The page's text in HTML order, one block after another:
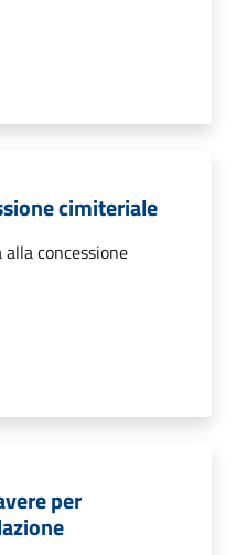
cimiteriale
concessione
per